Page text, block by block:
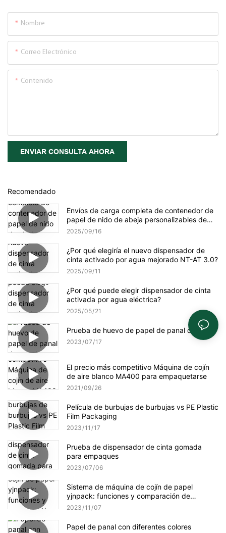
Nombre
Correo Electrónico
Contenido
ENVIAR CONSULTA AHORA
Recomendado
Envíos de carga completa de contenedor de
papel de nido de abeja personalizables de
YJNPACK
2025 09 16
¿Por qué elegiría el nuevo dispensador de
cinta activado por agua mejorado NT-AT 3.0?
2025 09 11
¿Por qué puede elegir dispensador de cinta
activada por agua eléctrica?
2025 05 21
Prueba de huevo de papel de panal de panal
2023 07 17
El precio más competitivo Máquina de cojín
de aire blanco MA400 para empaquetarse
2021 09 26
Película de burbujas de burbujas vs PE Plastic
Film Packaging
2023 11 17
Prueba de dispensador de cinta gomada
para empaques
2023 07 06
Sistema de máquina de cojín de papel
yjnpack: funciones y comparación de
selección de papel
2023 11 07
Papel de panal con diferentes colores